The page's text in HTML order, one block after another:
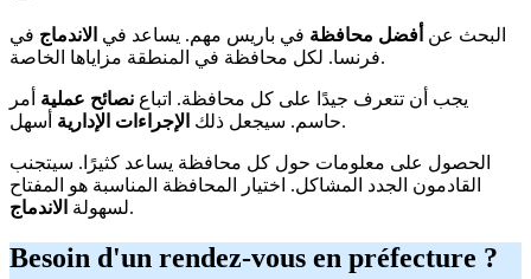
البحث عن أفضل محافظة في باريس مهم. يساعد في الاندماج في
فرنسا. لكل محافظة في المنطقة مزاياها الخاصة.
يجب أن تتعرف جيدًا على كل محافظة. اتباع نصائح عملية أمر
حاسم. سيجعل ذلك الإجراءات الإدارية أسهل.
الحصول على معلومات حول كل محافظة يساعد كثيرًا. سيتجنب
القادمون الجدد المشاكل. اختيار المحافظة المناسبة هو المفتاح
لسهولة الاندماج .
Besoin d'un rendez-vous en préfecture ?